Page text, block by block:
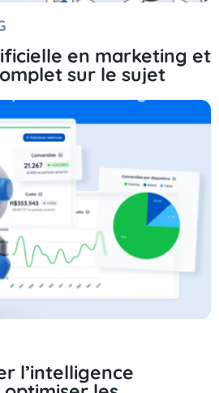
en marketing et
sur le sujet
l’intelligence